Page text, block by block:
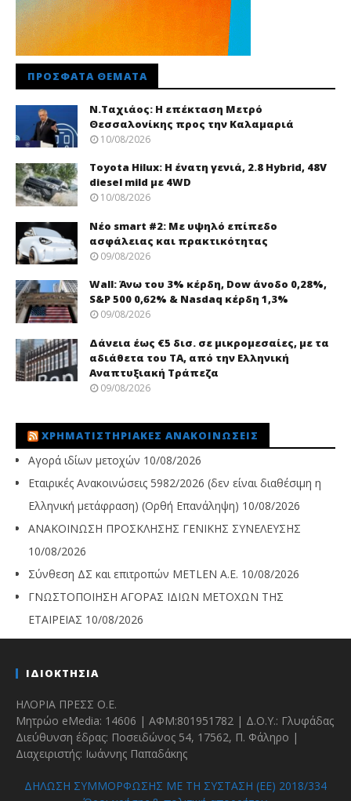
ΠΡΌΣΦΑΤΑ ΘΈΜΑΤΑ
Ν.Ταχιάος: Η επέκταση Μετρό
Θεσσαλονίκης προς την Καλαμαριά
10/08/2026
Toyota Hilux: Η ένατη γενιά, 2.8 Hybrid, 48V
diesel mild με 4WD
10/08/2026
Νέo smart #2: Με υψηλό επίπεδο
ασφάλειας και πρακτικότητας
09/08/2026
Wall: Άνω του 3% κέρδη, Dow άνοδο 0,28%,
S&P 500 0,62% & Nasdaq κέρδη 1,3%
09/08/2026
Δάνεια έως €5 δισ. σε μικρομεσαίες, με τα
αδιάθετα του ΤΑ, από την Ελληνική
Αναπτυξιακή Τράπεζα
09/08/2026
ΧΡΗΜΑΤΙΣΤΗΡΙΑΚΈΣ ΑΝΑΚΟΙΝΏΣΕΙΣ
Αγορά ιδίων μετοχών 10/08/2026
Εταιρικές Ανακοινώσεις 5982/2026 (δεν είναι διαθέσιμη η
Ελληνική μετάφραση) (Ορθή Επανάληψη) 10/08/2026
ΑΝΑΚΟΙΝΩΣΗ ΠΡΟΣΚΛΗΣΗΣ ΓΕΝΙΚΗΣ ΣΥΝΕΛΕΥΣΗΣ
10/08/2026
Σύνθεση ΔΣ και επιτροπών METLEN A.E. 10/08/2026
ΓΝΩΣΤΟΠΟΙΗΣΗ ΑΓΟΡΑΣ ΙΔΙΩΝ ΜΕΤΟΧΩΝ ΤΗΣ
ΕΤΑΙΡΕΙΑΣ 10/08/2026
ΙΔΙΟΚΤΗΣΙΑ
ΗΛΟΡΙΑ ΠΡΕΣΣ Ο.Ε.
Μητρώο eMedia: 14606 | ΑΦΜ:801951782 | Δ.Ο.Υ.: Γλυφάδας
Διεύθυνση έδρας: Ποσειδώνος 54, 17562, Π. Φάληρο |
Διαχειριστής: Ιωάννης Παπαδάκης
ΔΗΛΩΣΗ ΣΥΜΜΟΡΦΩΣΗΣ ΜΕ ΤΗ ΣΥΣΤΑΣΗ (ΕΕ) 2018/334